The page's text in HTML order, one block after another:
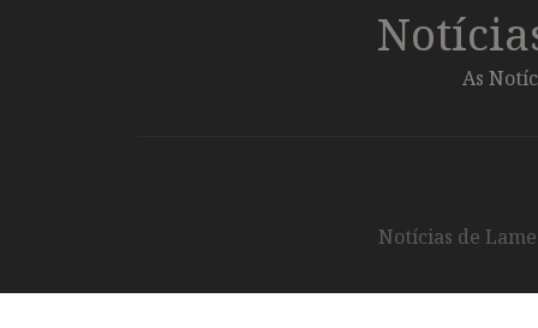
As
Notícias de